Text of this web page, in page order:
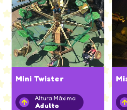
Mini Twister
Altura Máxima
Adulto